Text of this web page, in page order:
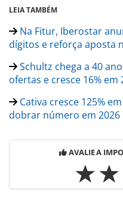
LEIA TAMBÉM
Na Fitur, Iberostar
dígitos e reforça aposta
Schultz chega a 40
ofertas e cresce 16% em
Cativa cresce 125%
dobrar número em 2026
AVALIE A